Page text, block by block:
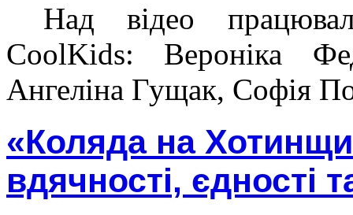
Над відео
CoolKids: Вероніка
Ангеліна Гущак, Софія
«Коляда на
вдячності, єдності